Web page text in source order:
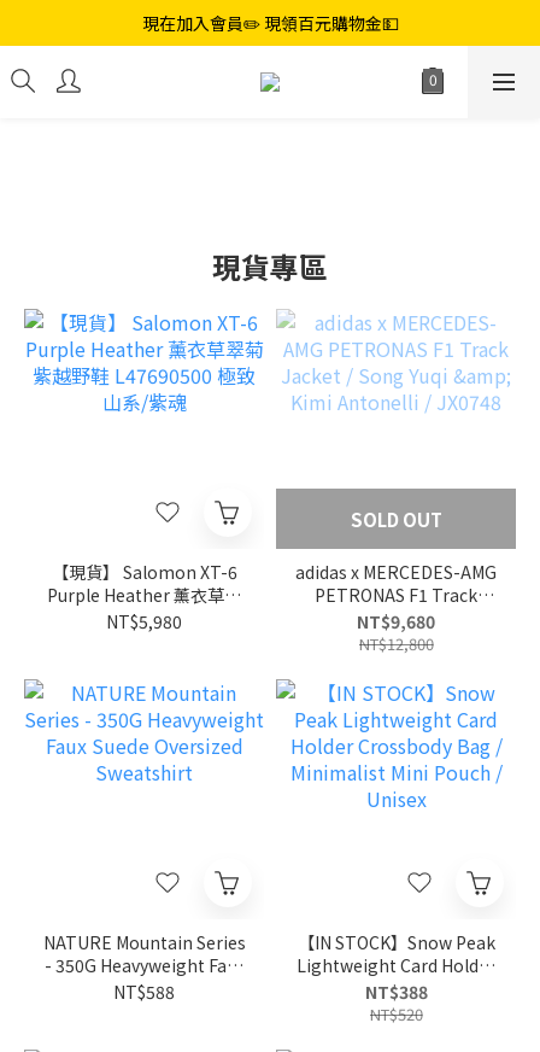
現在加入會員✏️ 現領百元購物金💵
現貨專區
【現貨】 Salomon XT-6
Purple Heather 薰衣草翠
菊紫越野鞋 L47690500 極
NT$5,980
SOLD OUT
adidas x MERCEDES-AMG
PETRONAS F1 Track
Jacket / Song Yuqi & Kimi
Antonelli / JX0748
NT$9,680
NT$12,800
NATURE Mountain Series
- 350G Heavyweight Faux
Suede Oversized
NT$588
【IN STOCK】Snow Peak
Lightweight Card Holder
Crossbody Bag /
Minimalist Mini Pouch /
NT$388
NT$520